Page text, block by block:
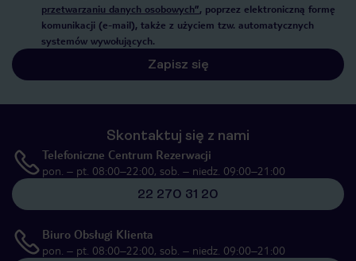
przetwarzaniu danych osobowych”, poprzez elektroniczną formę
komunikacji (e-mail), także z użyciem tzw. automatycznych
systemów wywołujących.
Zapisz się
Skontaktuj się z nami
Telefoniczne Centrum Rezerwacji
pon. – pt. 08:00–22:00, sob. – niedz. 09:00–21:00
22 270 31 20
Biuro Obsługi Klienta
pon. – pt. 08:00–22:00, sob. – niedz. 09:00–21:00